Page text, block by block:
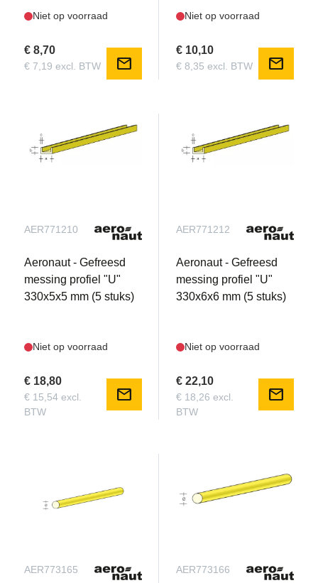
Niet op voorraad
€ 8,70
€ 7,19 excl. BTW mail
Niet op voorraad
€ 10,10
€ 8,35 excl. BTW mail
AER771210
Aeronaut - Gefreesd
messing profiel "U"
330x5x5 mm (5 stuks)
Niet op voorraad
€ 18,80
€ 15,54 excl.
BTW
mail
AER771212
Aeronaut - Gefreesd
messing profiel "U"
330x6x6 mm (5 stuks)
Niet op voorraad
€ 22,10
€ 18,26 excl.
BTW
mail
AER773165 AER773166